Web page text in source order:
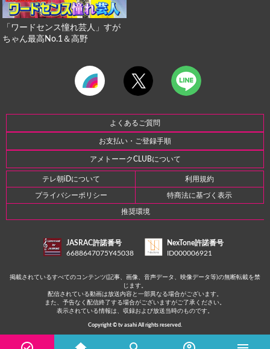
「ワードセンス憧れ芸人」すが
ちゃん最高No.1＆高野
よくあるご質問
お支払い・ご登録手順
アメトーークCLUBについて
テレ朝iDについて 利用規約
プライバシーポリシー 特商法に基づく表示
推奨環境
JASRAC許諾番号
6688647075Y45038
NexTone許諾番号
ID000006921
掲載されているすべてのコンテンツ(記事、画像、音声データ、映像データ等)の無断転載を禁
じます。
配信されている動画は放送内容と一部異なる場合がございます。
また、予告なく配信終了する場合がございますがご了承ください。
表示されている情報は、収録および放送当時のものです。
Copyright © tv asahi All rights reserved.